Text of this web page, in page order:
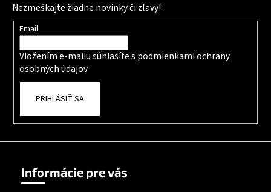
Nezmeškajte žiadne novinky či zľavy!
Email
Vložením e-mailu súhlasíte s podmienkami ochrany
osobných údajov
PRIHLÁSIŤ SA
Informácie pre vás